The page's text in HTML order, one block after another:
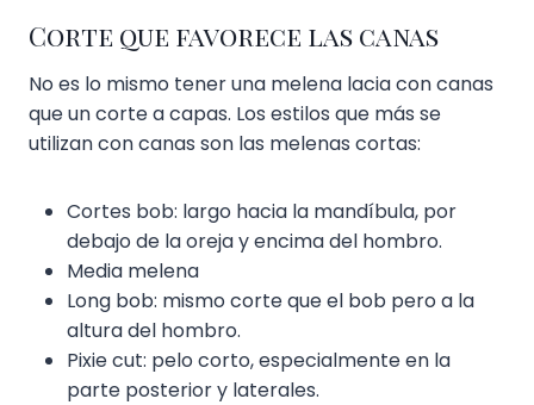
Corte que favorece las canas
No es lo mismo tener una melena lacia con canas
que un corte a capas. Los estilos que más se
utilizan con canas son las melenas cortas:
Cortes bob: largo hacia la mandíbula, por
debajo de la oreja y encima del hombro.
Media melena
Long bob: mismo corte que el bob pero a la
altura del hombro.
Pixie cut: pelo corto, especialmente en la
parte posterior y laterales.